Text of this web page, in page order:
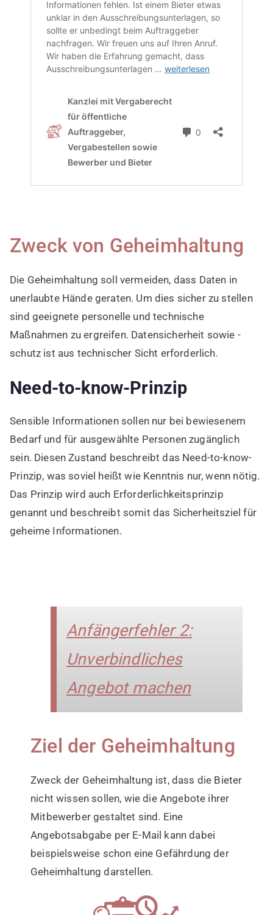
Zweck von Geheimhaltung
Die Geheimhaltung soll vermeiden, dass Daten in
unerlaubte Hände geraten. Um dies sicher zu stellen
sind geeignete personelle und technische
Maßnahmen zu ergreifen. Datensicherheit sowie -
schutz ist aus technischer Sicht erforderlich.
Need-to-know-Prinzip
Sensible Informationen sollen nur bei bewiesenem
Bedarf und für ausgewählte Personen zugänglich
sein. Diesen Zustand beschreibt das Need-to-know-
Prinzip, was soviel heißt wie Kenntnis nur, wenn nötig.
Das Prinzip wird auch Erforderlichkeitsprinzip
genannt und beschreibt somit das Sicherheitsziel für
geheime Informationen.
Anfängerfehler 2:
Unverbindliches
Angebot machen
Ziel der Geheimhaltung
Zweck der Geheimhaltung ist, dass die Bieter
nicht wissen sollen, wie die Angebote ihrer
Mitbewerber gestaltet sind. Eine
Angebotsabgabe per E-Mail kann dabei
beispielsweise schon eine Gefährdung der
Geheimhaltung darstellen.